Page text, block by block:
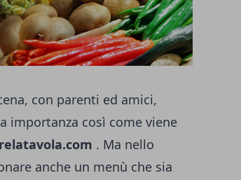
con parenti ed amici,
importanza così come viene
. Ma nello
anche un menù che sia